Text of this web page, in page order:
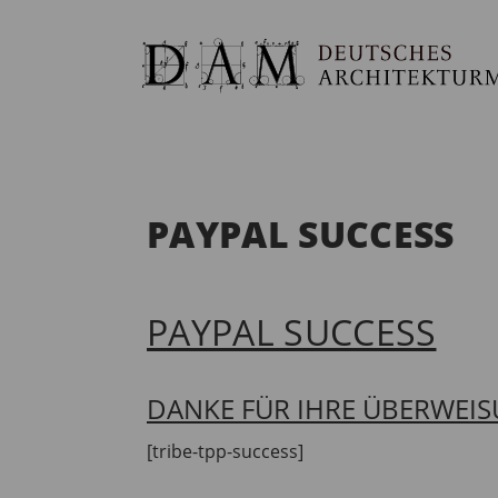
PAYPAL SUCCESS
PAYPAL SUCCESS
DANKE FÜR IHRE
[tribe-tpp-success]